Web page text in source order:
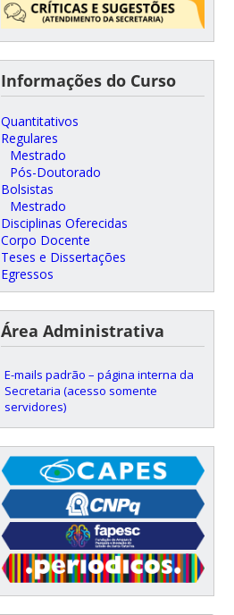
Informações do Curso
Quantitativos
Regulares
Mestrado
Pós-Doutorado
Bolsistas
Mestrado
Disciplinas Oferecidas
Corpo Docente
Teses e Dissertações
Egressos
Área Administrativa
E-mails padrão – página interna da
Secretaria (acesso somente
servidores)